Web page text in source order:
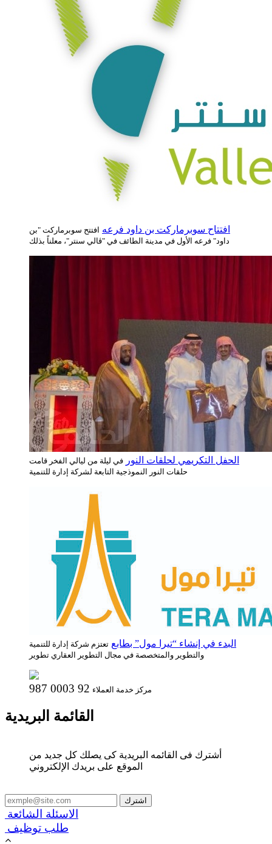
افتتاح سوبرماركت بن داود فرعه افتتح سوبرماركت "بن
داود" فرعه الأول في مدينة الطائف في "ڤالي سنتر"، معلناً بذلك
الحفل التكريمي لحلقات النور في ليلة من ليالي الفخر قامت
حلقات النور النموذجية التابعة لشركة إدارة للتنمية
البدء في إنشاء “تيرا مول” بطابع تعتزم شركة إدارة للتنمية
والتطوير والمتخصصة في مجال التطوير العقاري تطوير
987 0003 92 مركز خدمة العملاء
القائمة البريدية
أشترك فى القائمه البريدية كى يصلك كل جديد من
الموقع على بريدك الإلكتروني
الاسئلة الشائعة
طلب توظيف